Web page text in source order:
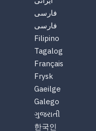
فارسی
فارسی
Filipino
Tagalog
Français
Frysk
Gaeilge
Galego
ગુજરાતી
한국인